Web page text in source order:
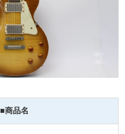
■商品名